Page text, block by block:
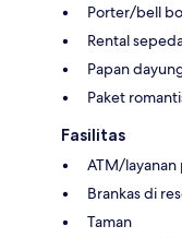
Porter/bell
Rental
Papan
Paket
Fasilitas
ATM/
Brankas di
Taman